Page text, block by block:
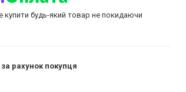
купити будь-який товар не покидаючи
за рахунок покупця